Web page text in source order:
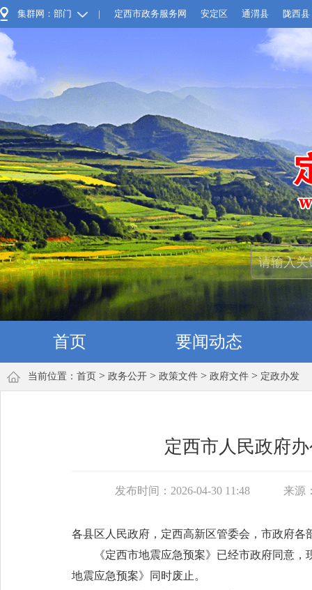
集群网：部门 | 定西市政务服务网 安定区 通渭县 陇西县
首页 要闻动态
当前位置： 首页 > 政务公开 > 政策文件 > 政府文件 > 定政办发
定西市人民政府
发布时间：2026-04-30 11:48 来源
各县区人民政府，定西高新区管委会，市政府各
《定西市地震应急预案》已经市政府同意
地震应急预案》同时废止。